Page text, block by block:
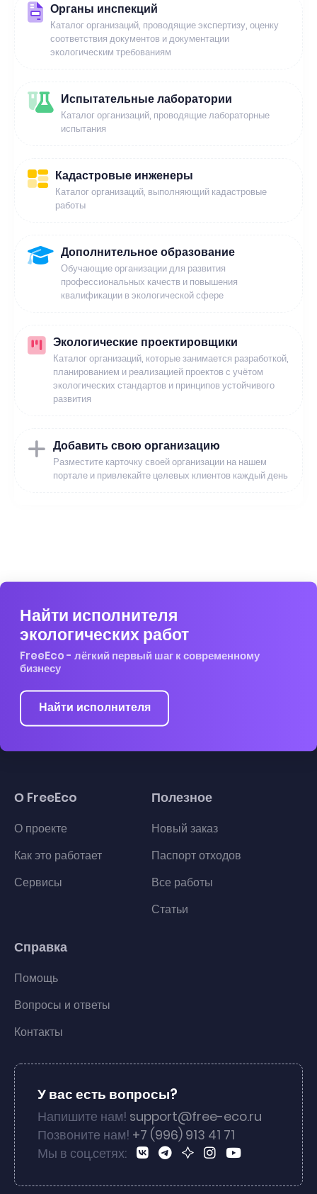
Органы инспекций
Каталог организаций, проводящие экспертизу, оценку
соответствия документов и документации
экологическим требованиям
Испытательные лаборатории
Каталог организаций, проводящие лабораторные
испытания
Кадастровые инженеры
Каталог организаций, выполняющий кадастровые
работы
Дополнительное образование
Обучающие организации для развития
профессиональных качеств и повышения
квалификации в экологической сфере
Экологические проектировщики
Каталог организаций, которые занимается разработкой,
планированием и реализацией проектов с учётом
экологических стандартов и принципов устойчивого
развития
Добавить свою организацию
Разместите карточку своей организации на нашем
портале и привлекайте целевых клиентов каждый день
Найти исполнителя
экологических работ
FreeEco - лёгкий первый шаг к современному
бизнесу
Найти исполнителя
О FreeEco
О проекте
Как это работает
Сервисы
Полезное
Новый заказ
Паспорт отходов
Все работы
Статьи
Справка
Помощь
Вопросы и ответы
Контакты
У вас есть вопросы?
Напишите нам! support@free-eco.ru
Позвоните нам! +7 (996) 913 41 71
Мы в соц.сетях: